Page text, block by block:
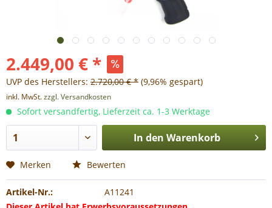
2.449,00 € *
UVP des Herstellers: 2.720,00 € * (9,96% gespart)
inkl. MwSt.zzgl. Versandkosten
Sofort versandfertig, Lieferzeit ca. 1-3 Werktage
In den Warenkorb
Merken Bewerten
Artikel-Nr.:
A11241